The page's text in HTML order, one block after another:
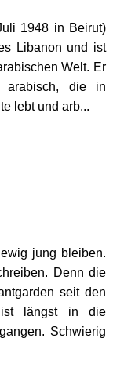
1948 in Beirut)
Libanon und ist
Welt. Er
arabisch, die in
lebt und arb...
jung bleiben.
Denn die
seit den
ist längst in die
Schwierig